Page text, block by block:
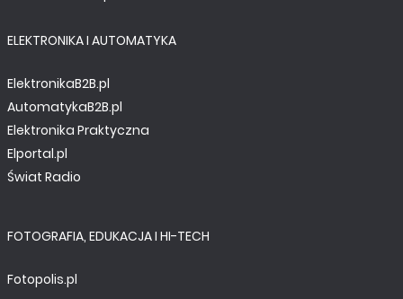
ELEKTRONIKA I AUTOMATYKA
ElektronikaB2B.pl
AutomatykaB2B.pl
Elektronika Praktyczna
Elportal.pl
Świat Radio
FOTOGRAFIA, EDUKACJA I HI-TECH
Fotopolis.pl